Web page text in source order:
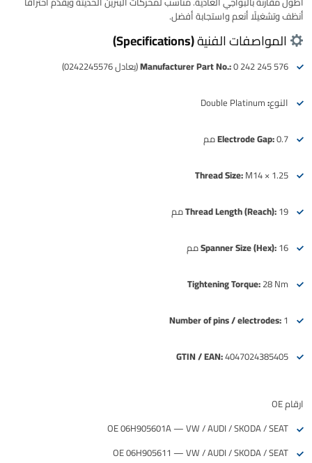
أنظف وتشغيلًا أنعم واستجابة أفضل.
المواصفات الفنية (Specifications)
Manufacturer Part No.:0 242 245 576 (يعادل 0242245576)
النوع:
Electrode Gap:0.7 مم
Thread Size:M14 × 1.25
Thread Length (Reach):19 مم
Spanner Size (Hex):16 مم
Tightening Torque:28 Nm
Number of pins / electrodes:1
GTIN / EAN:4047024385405
ارقام OE
OE 06H905601A — VW / AUDI / SKODA / SEAT
OE 06H905611 — VW / AUDI / SKODA / SEAT